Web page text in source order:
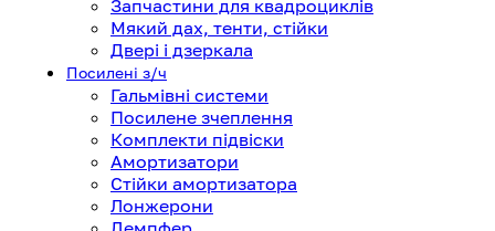
Запчастини для квадроциклів
Мякий дах, тенти, стійки
Двері і дзеркала
Посилені з/ч
Гальмівні системи
Посилене зчеплення
Комплекти підвіски
Амортизатори
Стійки амортизатора
Лонжерони